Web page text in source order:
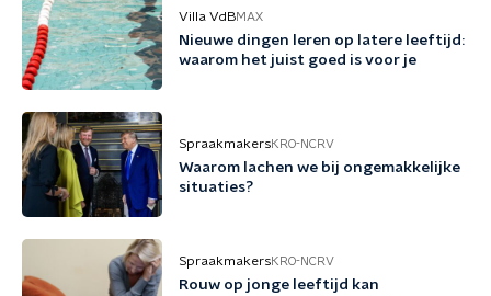
Villa VdBMAX
Nieuwe dingen leren op latere leeftijd:
waarom het juist goed is voor je
SpraakmakersKRO-NCRV
Waarom lachen we bij ongemakkelijke
situaties?
SpraakmakersKRO-NCRV
Rouw op jonge leeftijd kan